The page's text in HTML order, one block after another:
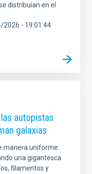
distribuían en el
2026 - 19:01:44
autopistas
galaxias
manera uniforme.
una gigantesca
filamentos y